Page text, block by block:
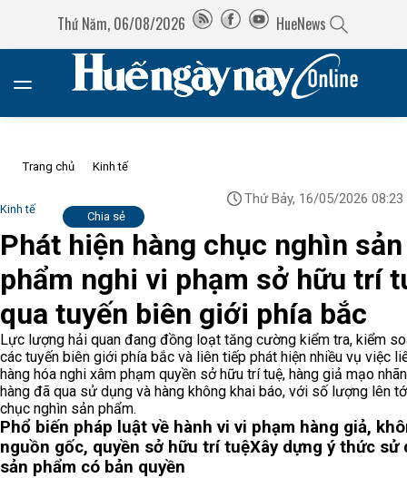
Thứ Năm, 06/08/2026 HueNews
Trang chủ Kinh tế
Kinh tế
Thứ Bảy, 16/05/2026 08:23
Chia sẻ
Phát hiện hàng chục nghìn sản
phẩm nghi vi phạm sở hữu trí
qua tuyến biên giới phía bắc
Lực lượng hải quan đang đồng loạt tăng cường kiểm tra, kiểm
các tuyến biên giới phía bắc và liên tiếp phát hiện nhiều vụ việc
hàng hóa nghi xâm phạm quyền sở hữu trí tuệ, hàng giả mạo
hàng đã qua sử dụng và hàng không khai báo, với số lượng lên
chục nghìn sản phẩm.
Phổ biến pháp luật về hành vi vi phạm hàng giả,
nguồn gốc, quyền sở hữu trí tuệXây dựng ý thức sử
sản phẩm có bản quyền